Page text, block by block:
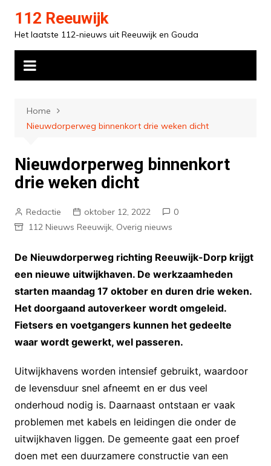
inhoud
112 Reeuwijk
Het laatste 112-nieuws uit Reeuwijk en Gouda
Home
Nieuwdorperweg binnenkort drie weken dicht
Nieuwdorperweg binnenkort
drie weken dicht
Redactie oktober 12, 2022
0
112 Nieuws Reeuwijk, Overig nieuws
De Nieuwdorperweg richting Reeuwijk-Dorp krijgt
een nieuwe uitwijkhaven. De werkzaamheden
starten maandag 17 oktober en duren drie weken.
Het doorgaand autoverkeer wordt omgeleid.
Fietsers en voetgangers kunnen het gedeelte
waar wordt gewerkt, wel passeren.
Uitwijkhavens worden intensief gebruikt, waardoor
de levensduur snel afneemt en er dus veel
onderhoud nodig is. Daarnaast ontstaan er vaak
problemen met kabels en leidingen die onder de
uitwijkhaven liggen. De gemeente gaat een proef
doen met een duurzamere constructie van een